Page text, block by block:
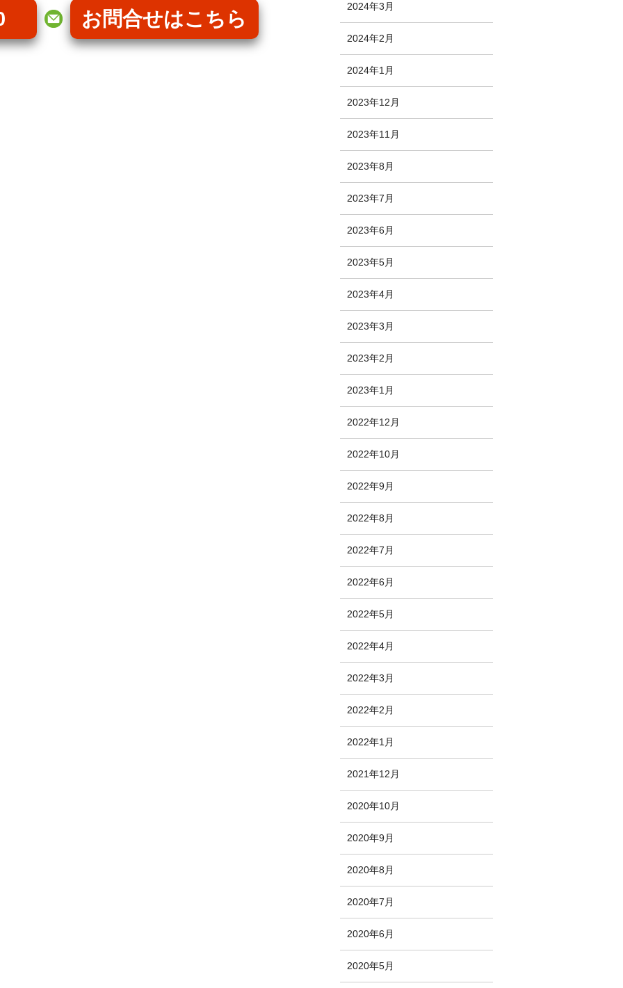
お問合せはこちら
2024年3月
2024年2月
2024年1月
2023年12月
2023年11月
2023年8月
2023年7月
2023年6月
2023年5月
2023年4月
2023年3月
2023年2月
2023年1月
2022年12月
2022年10月
2022年9月
2022年8月
2022年7月
2022年6月
2022年5月
2022年4月
2022年3月
2022年2月
2022年1月
2021年12月
2020年10月
2020年9月
2020年8月
2020年7月
2020年6月
2020年5月